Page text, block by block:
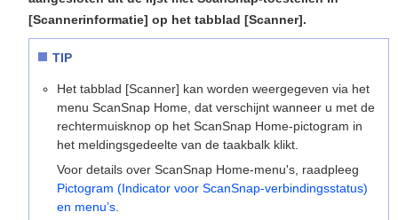
[Scannerinformatie] op het tabblad [Scanner].
TIP
Het tabblad [Scanner] kan worden weergegeven via het
menu ScanSnap Home, dat verschijnt wanneer u met de
rechtermuisknop op het ScanSnap Home-pictogram in
het meldingsgedeelte van de taakbalk klikt.
Voor details over ScanSnap Home-menu's, raadpleeg
Pictogram (Indicator voor ScanSnap-verbindingsstatus)
en menu’s